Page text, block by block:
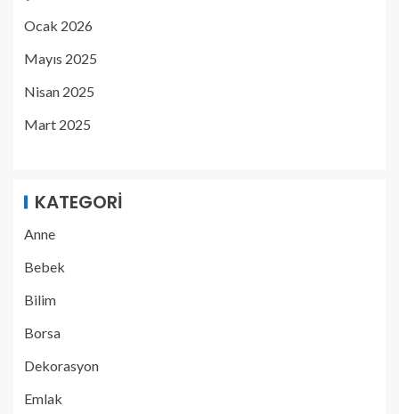
Ocak 2026
Mayıs 2025
Nisan 2025
Mart 2025
KATEGORI
Anne
Bebek
Bilim
Borsa
Dekorasyon
Emlak